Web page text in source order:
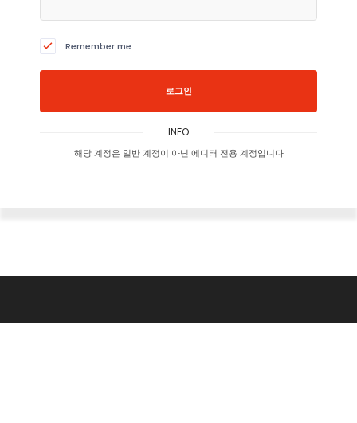
Remember me
로그인
INFO
해당 계정은 일반 계정이 아닌 에디터 전용 계정입니다